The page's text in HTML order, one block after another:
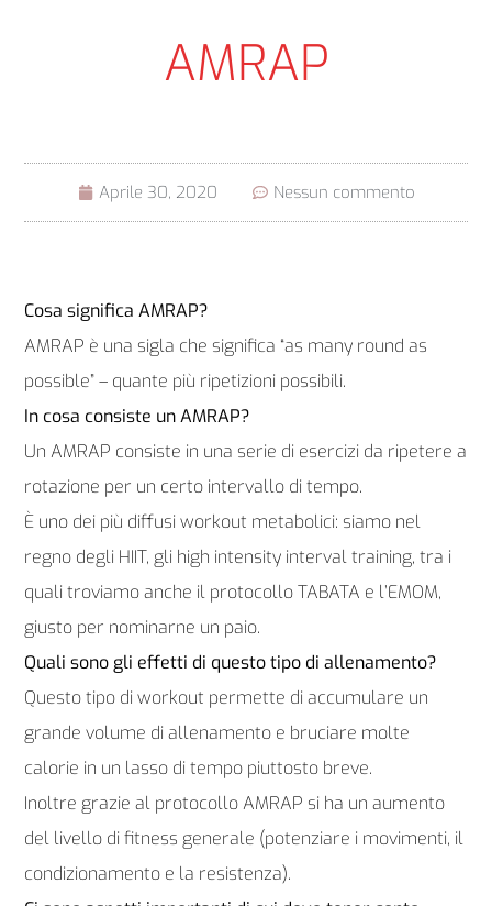
AMRAP
Aprile 30, 2020 Nessun commento
Cosa significa AMRAP?
AMRAP è una sigla che significa “as many round as
possible” – quante più ripetizioni possibili.
In cosa consiste un AMRAP?
Un AMRAP consiste in una serie di esercizi da ripetere a
rotazione per un certo intervallo di tempo.
È uno dei più diffusi workout metabolici: siamo nel
regno degli HIIT, gli high intensity interval training, tra i
quali troviamo anche il protocollo TABATA e l’EMOM,
giusto per nominarne un paio.
Quali sono gli effetti di questo tipo di allenamento?
Questo tipo di workout permette di accumulare un
grande volume di allenamento e bruciare molte
calorie in un lasso di tempo piuttosto breve.
Inoltre grazie al protocollo AMRAP si ha un aumento
del livello di fitness generale (potenziare i movimenti, il
condizionamento e la resistenza).